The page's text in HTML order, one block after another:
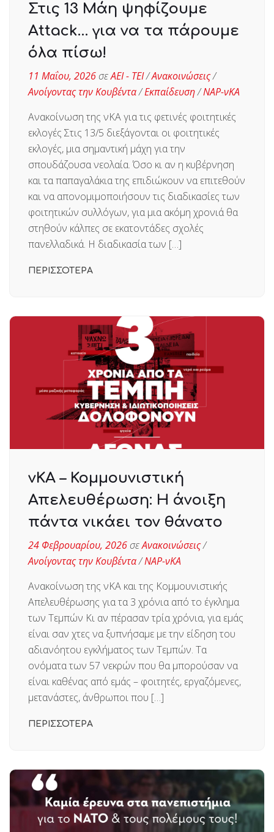
Στις 13 Μάη ψηφίζουμε
Attack… για να τα πάρουμε
όλα πίσω!
11 Μαΐου, 2026σεΑΕΙ - ΤΕΙ/Ανακοινώσεις/
Ανοίγοντας την Κουβέντα/Εκπαίδευση/ΝΑΡ-νΚΑ
Ανακοίνωση της νΚΑ για τις φετινές φοιτητικές
εκλογές Στις 13/5 διεξάγονται οι φοιτητικές
εκλογές, μια σημαντική μάχη για την
σπουδάζουσα νεολαία. Όσο κι αν η κυβέρνηση
και τα παπαγαλάκια της επιδιώκουν να επιτεθούν
και να απονομιμοποιήσουν τις διαδικασίες των
φοιτητικών συλλόγων, για μια ακόμη χρονιά θα
στηθούν κάλπες σε εκατοντάδες σχολές
πανελλαδικά. Η διαδικασία των […]
ΠΕΡΙΣΣΟΤΕΡΑ
νΚΑ – Κομμουνιστική
Απελευθέρωση: Η άνοιξη
πάντα νικάει τον θάνατο
24 Φεβρουαρίου, 2026σεΑνακοινώσεις/
Ανοίγοντας την Κουβέντα/ΝΑΡ-νΚΑ
Ανακοίνωση της νΚΑ και της Κομμουνιστικής
Απελευθέρωσης για τα 3 χρόνια από το έγκλημα
των Τεμπών Κι αν πέρασαν τρία χρόνια, για εμάς
είναι σαν χτες να ξυπνήσαμε με την είδηση του
αδιανόητου εγκλήματος των Τεμπών. Τα
ονόματα των 57 νεκρών που θα μπορούσαν να
είναι καθένας από εμάς – φοιτητές, εργαζόμενες,
μετανάστες, άνθρωποι που […]
ΠΕΡΙΣΣΟΤΕΡΑ